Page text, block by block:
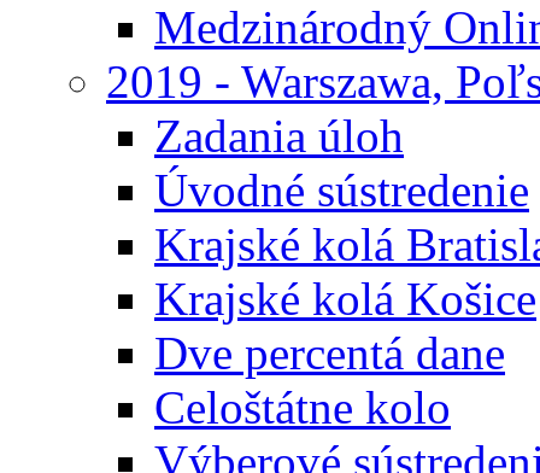
Medzinárodný
2019 - Warszawa,
Zadania úloh
Úvodné sústredenie
Krajské kolá
Krajské kolá Košice
Dve percentá dane
Celoštátne kolo
Výberové